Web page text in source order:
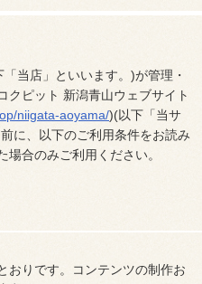
当店」といいます。)が管理・
クピット 新潟青山ウェブサイト
niigata-aoyama/)(以下「当サ
に、以下のご利用条件をお読み
合のみご利用ください。
おりです。コンテンツの制作お